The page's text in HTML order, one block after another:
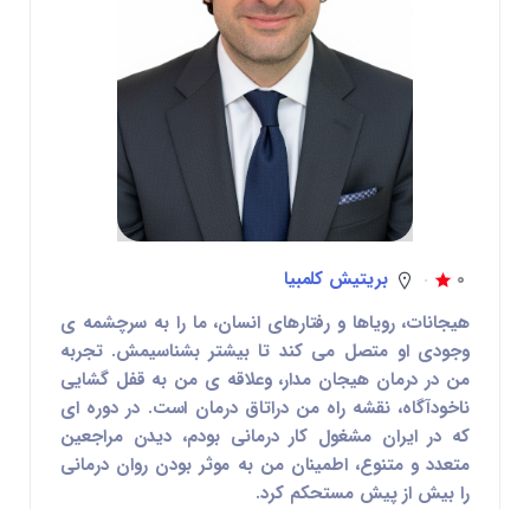
0
بریتیش کلمبیا
هیجانات، رویاها و رفتارهای انسان، ما را به سرچشمه ی
وجودی او متصل می کند تا بیشتر بشناسیمش. تجربه
من در درمان هیجان مدار، وعلاقه ی من به قفل گشایی
ناخودآگاه، نقشه راه من دراتاق درمان است. در دوره ای
که در ایران مشغول کار درمانی بودم، دیدن مراجعین
متعدد و متنوع، اطمینان من به موثر بودن روان درمانی
را بیش از پیش مستحکم کرد.